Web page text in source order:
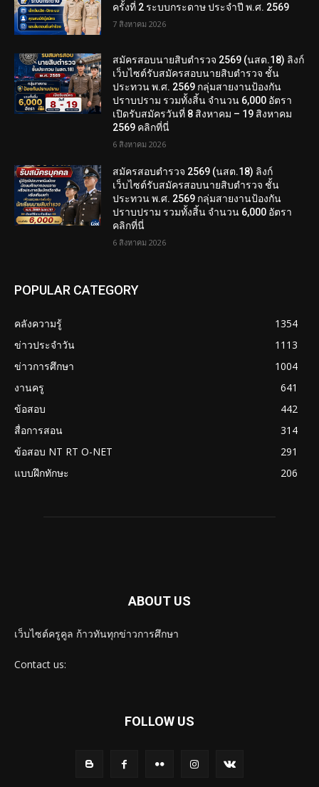
ครั้งที่ 2 ระบบกระดาษ ประจำปี พ.ศ. 2569
7 สิงหาคม 2026
สมัครสอบนายสิบตำรวจ 2569 (นสต.18) ลิงก์
เว็บไซต์รับสมัครสอบนายสิบตำรวจ ชั้น
ประทวน พ.ศ. 2569 กลุ่มสายงานป้องกัน
ปราบปราม รวมทั้งสิ้น จำนวน 6,000 อัตรา
เปิดรับสมัครวันที่ 8 สิงหาคม – 19 สิงหาคม
2569 คลิกที่นี่
6 สิงหาคม 2026
สมัครสอบตํารวจ 2569 (นสต.18) ลิงก์
เว็บไซต์รับสมัครสอบนายสิบตำรวจ ชั้น
ประทวน พ.ศ. 2569 กลุ่มสายงานป้องกัน
ปราบปราม รวมทั้งสิ้น จำนวน 6,000 อัตรา
คลิกที่นี่
6 สิงหาคม 2026
POPULAR CATEGORY
คลังความรู้
1354
ข่าวประจำวัน
1113
ข่าวการศึกษา
1004
งานครู
641
ข้อสอบ
442
สื่อการสอน
314
ข้อสอบ NT RT O-NET
291
แบบฝึกทักษะ
206
ABOUT US
เว็บไซต์ครูคูล ก้าวทันทุกข่าวการศึกษา
Contact us:
FOLLOW US